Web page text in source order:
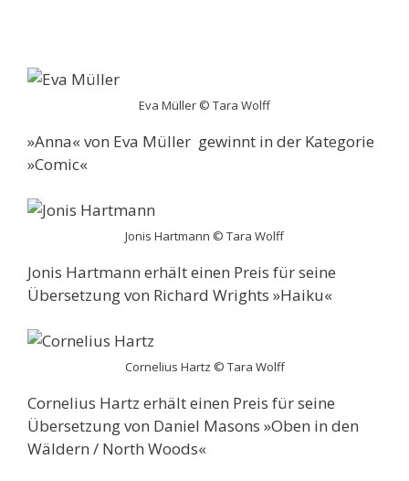
Eva Müller © Tara Wolff
»Anna« von Eva Müller gewinnt in der Kategorie
»Comic«
Jonis Hartmann © Tara Wolff
Jonis Hartmann erhält einen Preis für seine
Übersetzung von Richard Wrights »Haiku«
Cornelius Hartz © Tara Wolff
Cornelius Hartz erhält einen Preis für seine
Übersetzung von Daniel Masons »Oben in den
Wäldern / North Woods«